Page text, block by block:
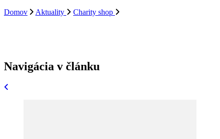
Domov
Aktuality Charity shop
Navigácia v článku